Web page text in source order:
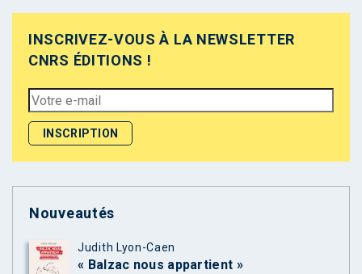
INSCRIVEZ-VOUS À LA NEWSLETTER
CNRS ÉDITIONS !
Nouveautés
Judith Lyon-Caen
« Balzac nous appartient »